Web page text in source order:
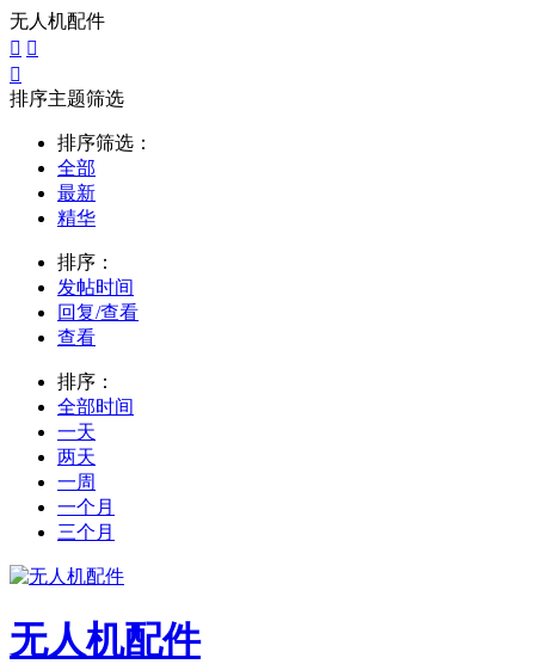
无人机配件
 

排序主题筛选
排序筛选：
全部
最新
精华
排序：
发帖时间
回复/查看
查看
排序：
全部时间
一天
两天
一周
一个月
三个月
无人机配件